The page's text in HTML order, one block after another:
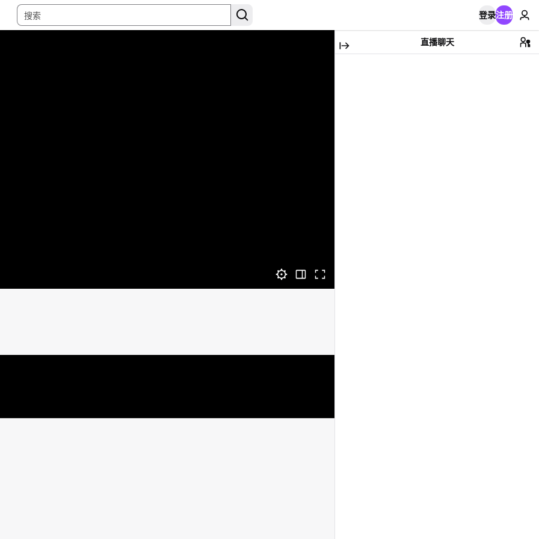
登录注册
直播聊天